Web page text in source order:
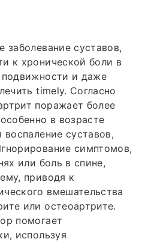
заболевание суставов,
к хронической боли в
подвижности и даже
timely. Согласно
поражает более
в возрасте
суставов,
симптомов,
или боль в спине,
приводя к
вмешательства
или остеоартрите.
помогает
используя